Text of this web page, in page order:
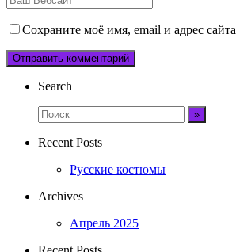
Сохраните моё имя, email и адрес
Search
Recent Posts
Русские костюмы
Archives
Апрель 2025